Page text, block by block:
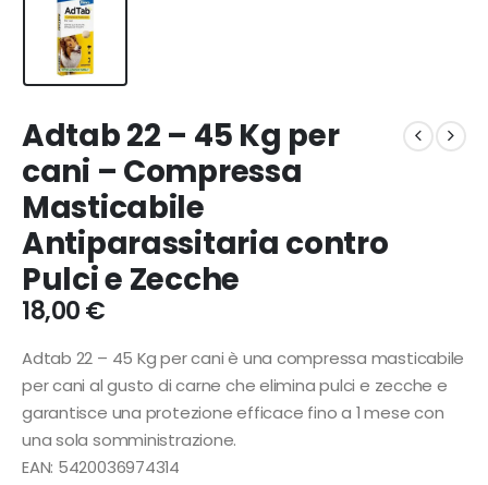
Adtab 22 – 45 Kg per
cani – Compressa
Masticabile
Antiparassitaria contro
Pulci e Zecche
18,00€
Adtab 22 – 45 Kg per cani è una compressa masticabile
per cani al gusto di carne che elimina pulci e zecche e
garantisce una protezione efficace fino a 1 mese con
una sola somministrazione.
EAN: 5420036974314